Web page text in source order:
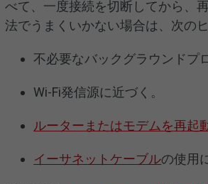
べて、一度接続を切断してから、
法でうまくいかない場合は、次の
不必要なバックグラウンドプ
Wi-Fi発信源に近づく。
ルーターまたはモデムを再起
イーサネットケーブルの使用